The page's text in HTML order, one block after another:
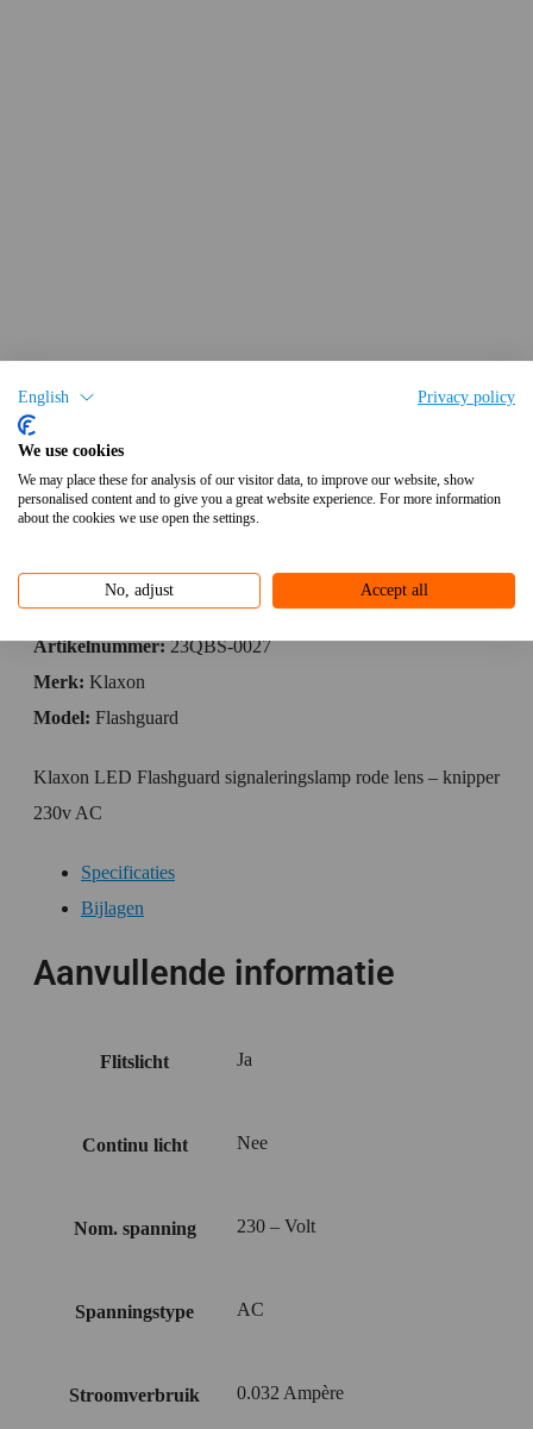
English Privacy policy
We use cookies
We may place these for analysis of our visitor data, to improve our website, show
personalised content and to give you a great website experience. For more information
about the cookies we use open the settings.
No, adjust Accept all
Vraag prijs-levertijden aan
Flashguard LED sign. rd lens
– knipper 230v AC
Artikelnummer: 23QBS-0027
Merk: Klaxon
Model: Flashguard
Klaxon LED Flashguard signaleringslamp rode lens – knipper
230v AC
Specificaties
Bijlagen
Aanvullende informatie
Flitslicht Ja
Continu licht Nee
Nom. spanning 230 – Volt
Spanningstype AC
Stroomverbruik 0.032 Ampère